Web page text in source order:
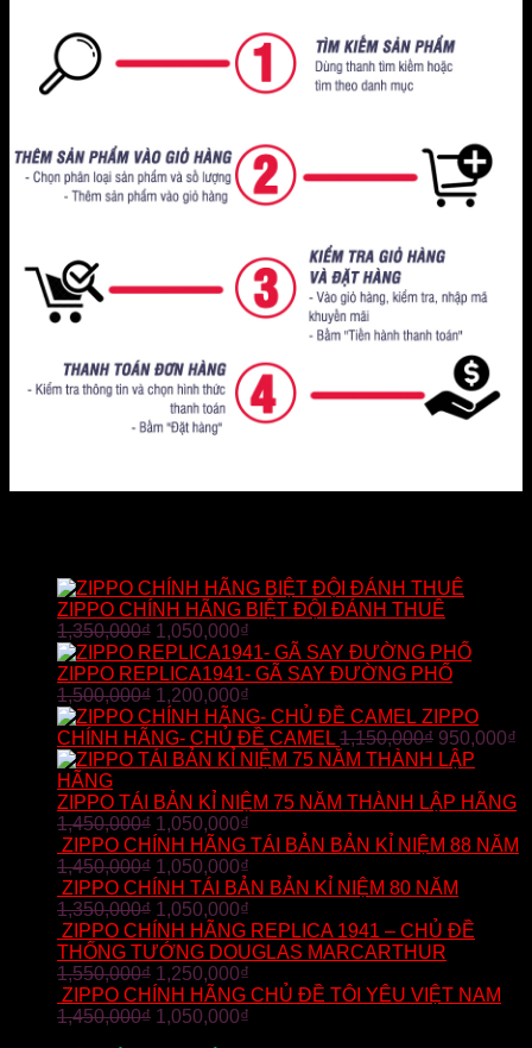
ZIPPO CHÍNH HÃNG BIỆT ĐỘI ĐÁNH THUÊ
1,350,000₫ 1,050,000₫
ZIPPO REPLICA1941- GÃ SAY ĐƯỜNG PHỐ
1,500,000₫ 1,200,000₫
ZIPPO
CHÍNH HÃNG- CHỦ ĐỀ CAMEL 1,150,000₫ 950,000₫
ZIPPO TÁI BẢN KỈ NIỆM 75 NĂM THÀNH LẬP HÃNG
1,450,000₫ 1,050,000₫
ZIPPO CHÍNH HÃNG TÁI BẢN BẢN KỈ NIỆM 88 NĂM
1,450,000₫ 1,050,000₫
ZIPPO CHÍNH TÁI BẢN BẢN KỈ NIỆM 80 NĂM
1,350,000₫ 1,050,000₫
ZIPPO CHÍNH HÃNG REPLICA 1941 – CHỦ ĐỀ
THỐNG TƯỚNG DOUGLAS MARCARTHUR
1,550,000₫ 1,250,000₫
ZIPPO CHÍNH HÃNG CHỦ ĐỀ TÔI YÊU VIỆT NAM
1,450,000₫ 1,050,000₫